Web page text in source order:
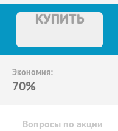
КУПИТЬ
Экономия:
70%
Вопросы по акции